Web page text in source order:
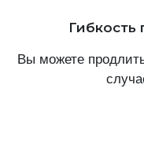
Гибкость
Вы можете